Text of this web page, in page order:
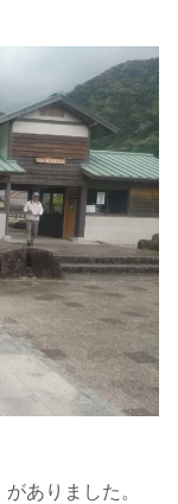
ありました。